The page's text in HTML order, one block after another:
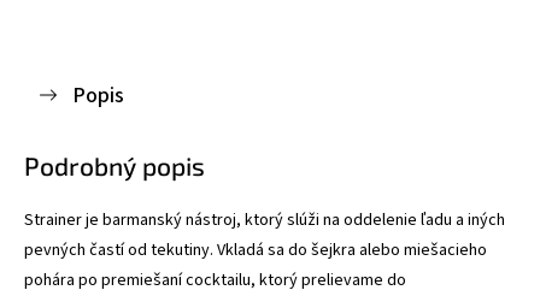
Popis
Podrobný popis
Strainer je barmanský nástroj, ktorý slúži na oddelenie ľadu a iných
pevných častí od tekutiny. Vkladá sa do šejkra alebo miešacieho
pohára po premiešaní cocktailu, ktorý prelievame do